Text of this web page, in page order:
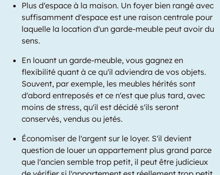
Plus d'espace à la maison. Un foyer bien rangé avec
suffisamment d'espace est une raison centrale pour
laquelle la location d'un garde-meuble peut avoir du
sens.
En louant un garde-meuble, vous gagnez en
flexibilité quant à ce qu'il adviendra de vos objets.
Souvent, par exemple, les meubles hérités sont
d'abord entreposés et ce n'est que plus tard, avec
moins de stress, qu'il est décidé s'ils seront
conservés, vendus ou jetés.
Économiser de l'argent sur le loyer. S'il devient
question de louer un appartement plus grand parce
que l'ancien semble trop petit, il peut être judicieux